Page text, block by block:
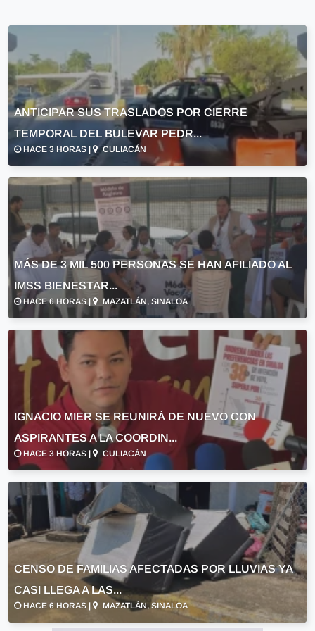
ANTICIPAR SUS TRASLADOS POR CIERRE
TEMPORAL DEL BULEVAR PEDR...
HACE 3 HORAS | CULIACÁN
MÁS DE 3 MIL 500 PERSONAS SE HAN AFILIADO AL
IMSS BIENESTAR...
HACE 6 HORAS | MAZATLÁN, SINALOA
IGNACIO MIER SE REUNIRÁ DE NUEVO CON
ASPIRANTES A LA COORDIN...
HACE 3 HORAS | CULIACÁN
CENSO DE FAMILIAS AFECTADAS POR LLUVIAS YA
CASI LLEGA A LAS...
HACE 6 HORAS | MAZATLÁN, SINALOA